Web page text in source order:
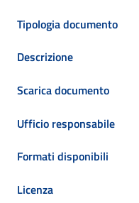
Tipologia documento
Descrizione
Scarica documento
Ufficio responsabile
Formati disponibili
Licenza